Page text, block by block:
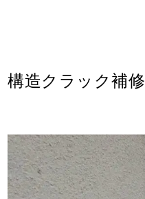
構造クラック補修